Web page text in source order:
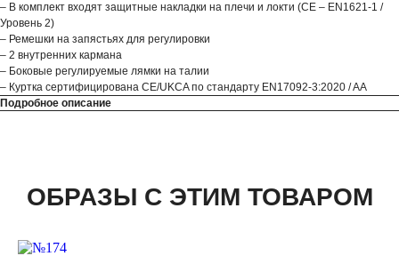
– В комплект входят защитные накладки на плечи и локти (CE – EN1621-1 /
Уровень 2)
– Ремешки на запястьях для регулировки
– 2 внутренних кармана
– Боковые регулируемые лямки на талии
– Куртка сертифицирована CE/UKCA по стандарту EN17092-3:2020 / AA
Подробное описание
ОБРАЗЫ С ЭТИМ ТОВАРОМ